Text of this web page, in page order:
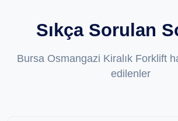
Sıkça Sorulan
Bursa Osmangazi Kiralık Forklift
edilenler